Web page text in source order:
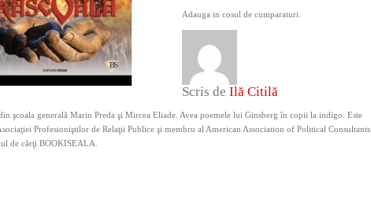
Adauga in cosul de cumparaturi.
Scris de Ilă Citilă
şcoala generală Marin Preda şi Mircea Eliade. Avea poemele lui Ginsberg în copii la indigo. Este
Profesioniştilor de Relaţii Publice şi membru al American Association of Political Consultants.
de cărţi BOOKISEALA.